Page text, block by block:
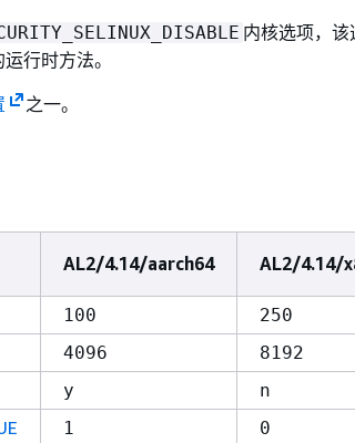
内核选项，该
行时方法。
之一。
AL2/4.14/aarch64 AL2/4.14/
100 250
4096 8192
y n
1 0